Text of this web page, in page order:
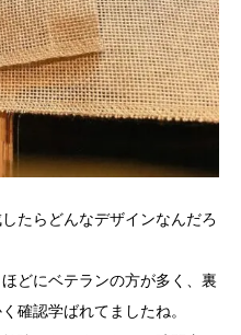
たらどんなデザインなんだろ
どにベテランの方が多く、裏
確認学ばれてましたね。